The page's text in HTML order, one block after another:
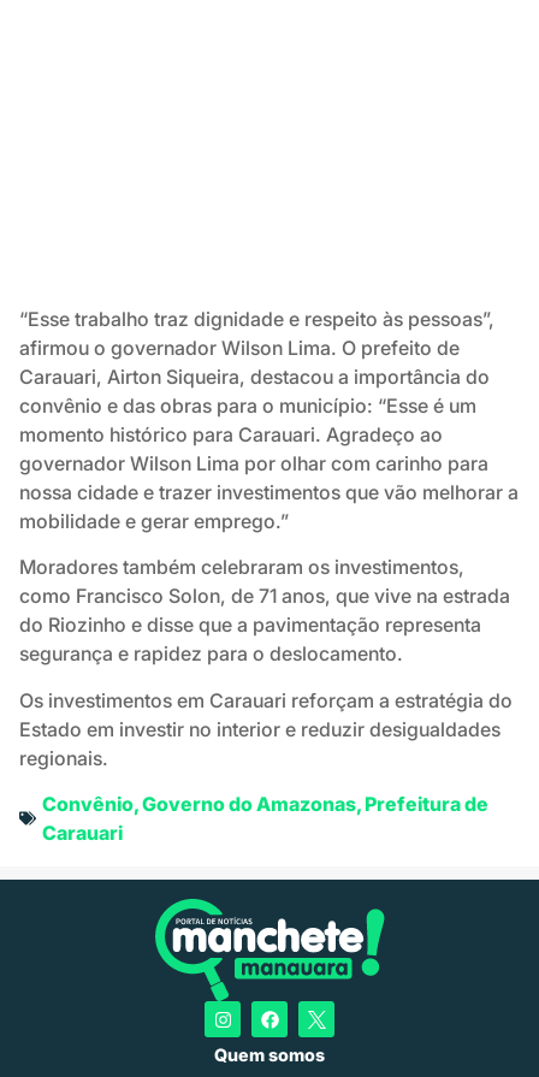
“Esse trabalho traz dignidade e respeito às pessoas”,
afirmou o governador Wilson Lima. O prefeito de
Carauari, Airton Siqueira, destacou a importância do
convênio e das obras para o município: “Esse é um
momento histórico para Carauari. Agradeço ao
governador Wilson Lima por olhar com carinho para
nossa cidade e trazer investimentos que vão melhorar a
mobilidade e gerar emprego.”
Moradores também celebraram os investimentos,
como Francisco Solon, de 71 anos, que vive na estrada
do Riozinho e disse que a pavimentação representa
segurança e rapidez para o deslocamento.
Os investimentos em Carauari reforçam a estratégia do
Estado em investir no interior e reduzir desigualdades
regionais.
Convênio,Governo do Amazonas,Prefeitura de
Carauari
Quem somos